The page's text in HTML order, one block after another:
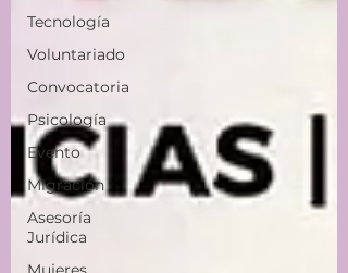
Tecnología
Voluntariado
Convocatoria
Psicología
Evento
Migración
Asesoría
Jurídica